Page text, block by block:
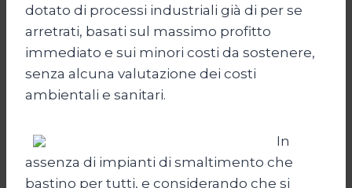
dotato di processi industriali già di per se
arretrati, basati sul massimo profitto
immediato e sui minori costi da sostenere,
senza alcuna valutazione dei costi
ambientali e sanitari.
In
assenza di impianti di smaltimento che
bastino per tutti, e considerando che si